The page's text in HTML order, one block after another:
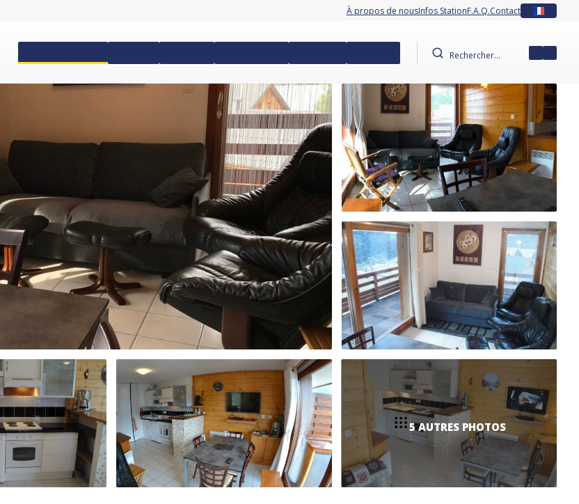
À propos de nousInfos StationF.A.Q.Contact
Mon
5 AUTRES PHOTOS